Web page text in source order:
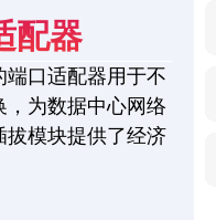
配器
口适配器用于不
，为数据中心网络
拔模块提供了经济